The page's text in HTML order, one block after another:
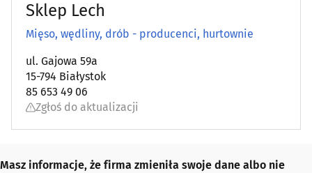
Sklep Lech
Mięso, wędliny, drób - producenci, hurtownie
ul. Gajowa 59a
15-794 Białystok
85 653 49 06
Zgłoś do aktualizacji
Masz informacje, że firma zmieniła swoje dane albo nie